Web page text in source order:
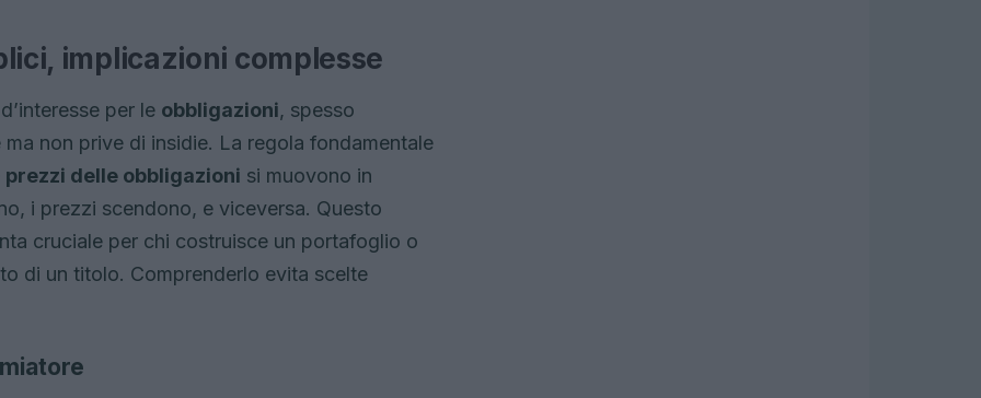
implicazioni complesse
per le obbligazioni, spesso
non prive di insidie. La regola fondamentale
prezzi delle obbligazioni si muovono in
i prezzi scendono, e viceversa. Questo
cruciale per chi costruisce un portafoglio o
di un titolo. Comprenderlo evita scelte